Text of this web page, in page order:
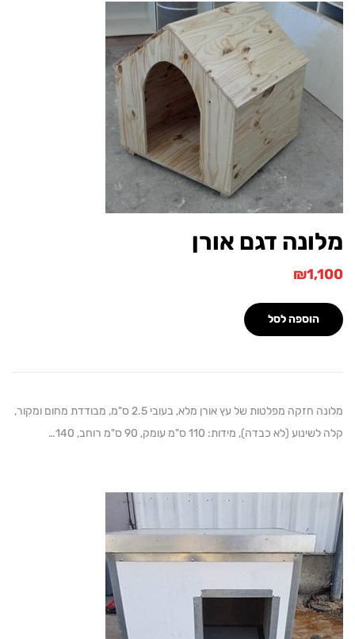
דגם אורן
₪
הוספה לסל
מלונה חזקה מפלטות של עץ אורן מלא, בעובי 2.5 ס"מ, מבודדת מחום ומקור,
(לא כבדה), מידות: 110 ס"מ עומק, 90 ס"מ רוחב, 140…